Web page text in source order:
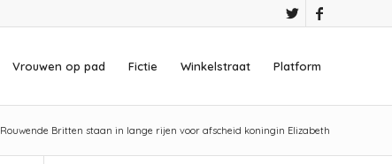
Vrouwen op pad Fictie Winkelstraat Platform
Rouwende Britten staan in lange rijen voor afscheid koningin Elizabeth